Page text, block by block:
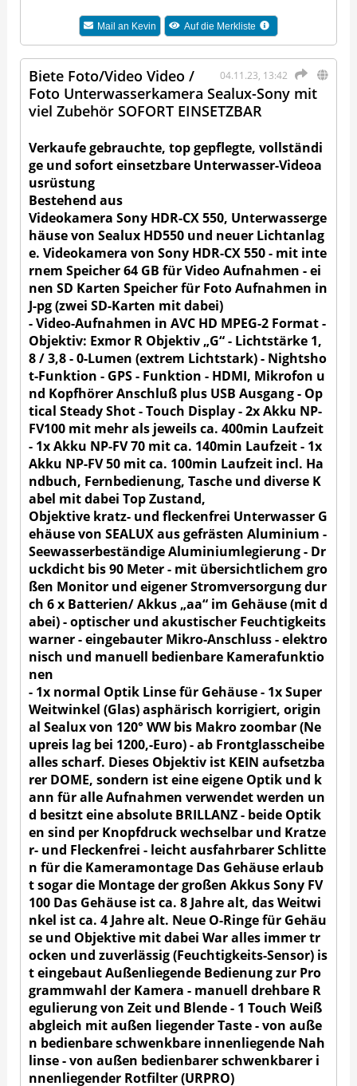
Mail an Kevin Auf die Merkliste
04.11.23, 13:42
Biete Foto/Video Video /
Foto Unterwasserkamera Sealux-Sony mit
viel Zubehör SOFORT EINSETZBAR
Verkaufe gebrauchte, top gepflegte, vollständi
ge und sofort einsetzbare Unterwasser-Videoa
usrüstung
Bestehend aus
Videokamera Sony HDR-CX 550, Unterwasserge
häuse von Sealux HD550 und neuer Lichtanlag
e. Videokamera von Sony HDR-CX 550 - mit inte
rnem Speicher 64 GB für Video Aufnahmen - ei
nen SD Karten Speicher für Foto Aufnahmen in
J-pg (zwei SD-Karten mit dabei)
- Video-Aufnahmen in AVC HD MPEG-2 Format -
Objektiv: Exmor R Objektiv „G“ - Lichtstärke 1,
8 / 3,8 - 0-Lumen (extrem Lichtstark) - Nightsho
t-Funktion - GPS - Funktion - HDMI, Mikrofon u
nd Kopfhörer Anschluß plus USB Ausgang - Op
tical Steady Shot - Touch Display - 2x Akku NP-
FV100 mit mehr als jeweils ca. 400min Laufzeit
- 1x Akku NP-FV 70 mit ca. 140min Laufzeit - 1x
Akku NP-FV 50 mit ca. 100min Laufzeit incl. Ha
ndbuch, Fernbedienung, Tasche und diverse K
abel mit dabei Top Zustand,
Objektive kratz- und fleckenfrei Unterwasser G
ehäuse von SEALUX aus gefrästen Aluminium -
Seewasserbeständige Aluminiumlegierung - Dr
uckdicht bis 90 Meter - mit übersichtlichem gro
ßen Monitor und eigener Stromversorgung dur
ch 6 x Batterien/ Akkus „aa“ im Gehäuse (mit d
abei) - optischer und akustischer Feuchtigkeits
warner - eingebauter Mikro-Anschluss- elektro
nisch und manuell bedienbare Kamerafunktio
nen
- 1x normal Optik Linse für Gehäuse - 1x Super
Weitwinkel (Glas) asphärisch korrigiert, origin
al Sealux von 120° WW bis Makro zoombar (Ne
upreis lag bei 1200,-Euro) - ab Frontglasscheibe
alles scharf. Dieses Objektiv ist KEIN aufsetzba
rer DOME, sondern ist eine eigene Optik und k
ann für alle Aufnahmen verwendet werden un
d besitzt eine absolute BRILLANZ - beide Optik
en sind per Knopfdruck wechselbar und Kratze
r- und Fleckenfrei - leicht ausfahrbarer Schlitte
n für die Kameramontage Das Gehäuse erlaub
t sogar die Montage der großen Akkus Sony FV
100 Das Gehäuse ist ca. 8 Jahre alt, das Weitwi
nkel ist ca. 4 Jahre alt. Neue O-Ringe für Gehäu
se und Objektive mit dabei War alles immer tr
ocken und zuverlässig (Feuchtigkeits-Sensor) is
t eingebaut Außenliegende Bedienung zur Pro
grammwahl der Kamera - manuell drehbare R
egulierung von Zeit und Blende - 1 Touch Weiß
abgleich mit außen liegender Taste - von auße
n bedienbare schwenkbare innenliegende Nah
linse - von außen bedienbarer schwenkbarer i
nnenliegender Rotfilter (URPRO)